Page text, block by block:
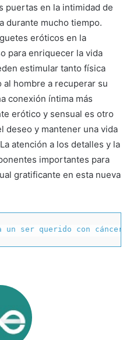
puertas en la intimidad de
durante mucho tiempo.
eróticos en la
para enriquecer la vida
estimular tanto física
al hombre a recuperar su
conexión íntima más
erótico y sensual es otro
deseo y mantener una vida
atención a los detalles y la
importantes para
gratificante en esta nueva
a un ser querido con cáncer